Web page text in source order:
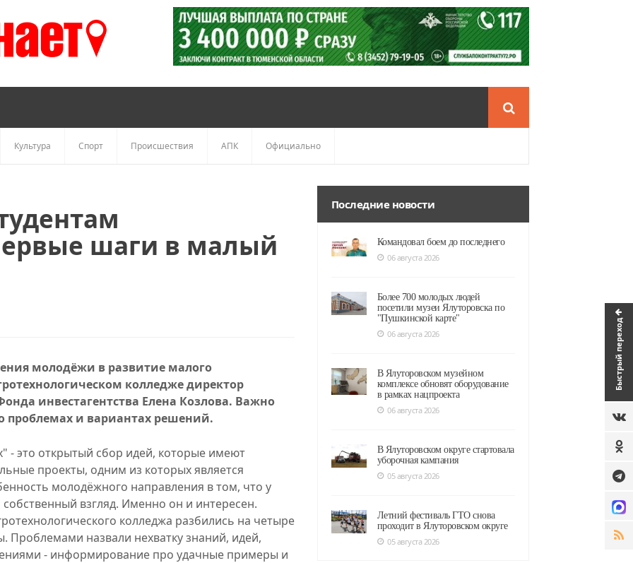
Быстрый переход
Культура Спорт Происшествия АПК Официально
шаги в малый
молодёжи в развитие малого
колледже директор
инвестагентства Елена Козлова. Важно
проблемах и вариантах решений.
это открытый сбор идей, которые имеют
проекты, одним из которых является
молодёжного направления в том, что у
взгляд. Именно он и интересен.
колледжа разбились на четыре
назвали нехватку знаний, идей,
- информирование про удачные примеры и
Последние новости
Командовал боем до последнего
06 августа 2026
Более 700 молодых людей
посетили музеи Ялуторовска по
"Пушкинской карте"
06 августа 2026
В Ялуторовском музейном
комплексе обновят оборудование
в рамках нацпроекта
06 августа 2026
В Ялуторовском округе стартовала
уборочная кампания
05 августа 2026
Летний фестиваль ГТО снова
проходит в Ялуторовском округе
05 августа 2026